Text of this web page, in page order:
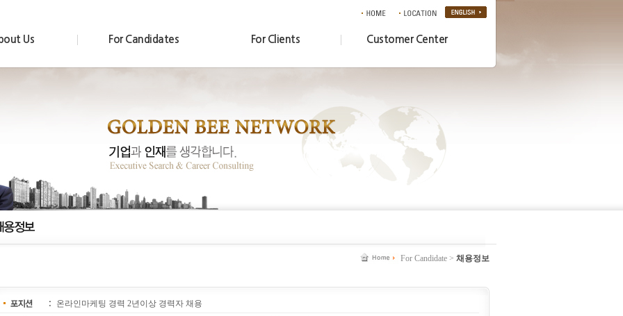
Us For Candidates For Clients Customer Center
For Candidate > 채용정보
온라인마케팅 경력 2년이상 경력자 채용